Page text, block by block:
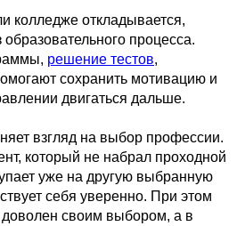
колледже откладывается,
процесса.
решение тестов,
сохранить мотивацию и
двигаться дальше.
взгляд на выбор профессии.
который не набрал проходной
уже на другую выбранную
себя уверенно. При этом
доволен своим выбором, а в